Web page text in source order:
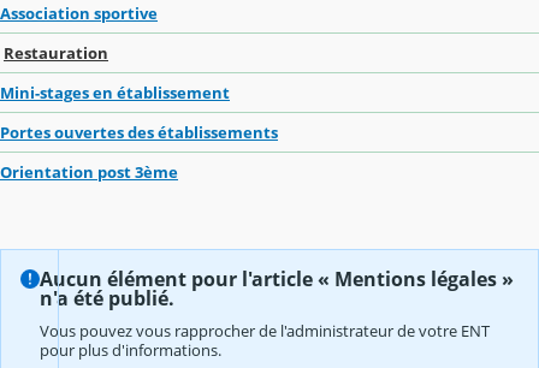
Association sportive
Restauration
Mini-stages en établissement
Portes ouvertes des établissements
Orientation post 3ème
Aucun élément pour l'article « Mentions légales »
n'a été publié.
Vous pouvez vous rapprocher de l'administrateur de votre ENT
pour plus d'informations.